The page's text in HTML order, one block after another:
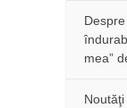
mea”